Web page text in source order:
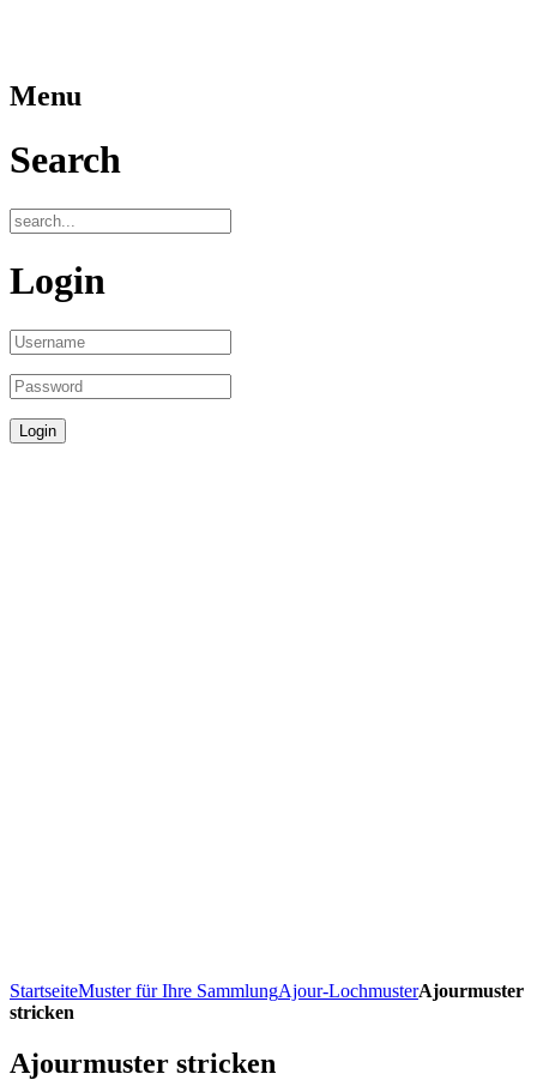
Menu
Search
Login
StartseiteMuster für Ihre SammlungAjour-LochmusterAjourmuster
stricken
Ajourmuster stricken